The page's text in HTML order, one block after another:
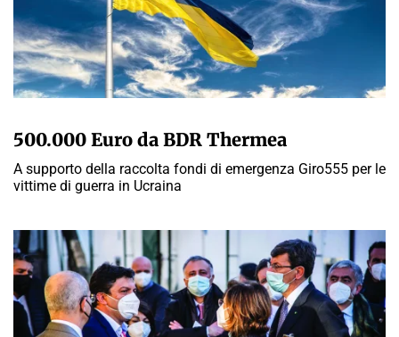
500.000 Euro da BDR Thermea
A supporto della raccolta fondi di emergenza Giro555 per le
vittime di guerra in Ucraina